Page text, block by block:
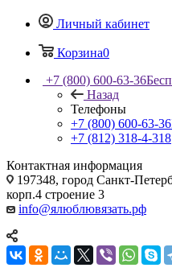
Личный кабинет
Корзина0
+7 (800) 600-63-36
Назад
Телефоны
+7 (800) 600-63-36
+7 (812) 318-4-318
Контактная информация
197348, город Санкт-
корп.4 строение 3
info@ялюблювязать.рф